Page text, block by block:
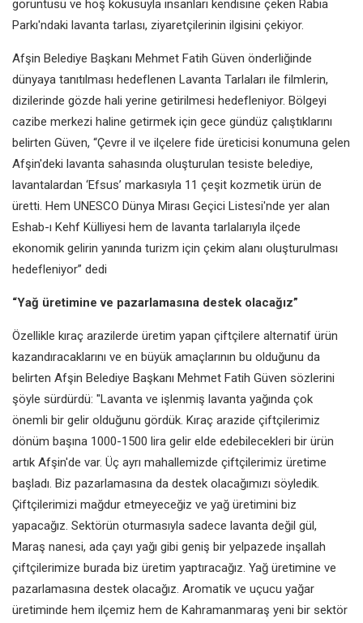
görüntüsü ve hoş kokusuyla insanları kendisine çeken Rabia
Parkı'ndaki lavanta tarlası, ziyaretçilerinin ilgisini çekiyor.
Afşin Belediye Başkanı Mehmet Fatih Güven önderliğinde
dünyaya tanıtılması hedeflenen Lavanta Tarlaları ile filmlerin,
dizilerinde gözde hali yerine getirilmesi hedefleniyor. Bölgeyi
cazibe merkezi haline getirmek için gece gündüz çalıştıklarını
belirten Güven, “Çevre il ve ilçelere fide üreticisi konumuna gelen
Afşin'deki lavanta sahasında oluşturulan tesiste belediye,
lavantalardan ‘Efsus’ markasıyla 11 çeşit kozmetik ürün de
üretti. Hem UNESCO Dünya Mirası Geçici Listesi'nde yer alan
Eshab-ı Kehf Külliyesi hem de lavanta tarlalarıyla ilçede
ekonomik gelirin yanında turizm için çekim alanı oluşturulması
hedefleniyor” dedi
“Yağ üretimine ve pazarlamasına destek olacağız”
Özellikle kıraç arazilerde üretim yapan çiftçilere alternatif ürün
kazandıracaklarını ve en büyük amaçlarının bu olduğunu da
belirten Afşin Belediye Başkanı Mehmet Fatih Güven sözlerini
şöyle sürdürdü: "Lavanta ve işlenmiş lavanta yağında çok
önemli bir gelir olduğunu gördük. Kıraç arazide çiftçilerimiz
dönüm başına 1000-1500 lira gelir elde edebilecekleri bir ürün
artık Afşin'de var. Üç ayrı mahallemizde çiftçilerimiz üretime
başladı. Biz pazarlamasına da destek olacağımızı söyledik.
Çiftçilerimizi mağdur etmeyeceğiz ve yağ üretimini biz
yapacağız. Sektörün oturmasıyla sadece lavanta değil gül,
Maraş nanesi, ada çayı yağı gibi geniş bir yelpazede inşallah
çiftçilerimize burada biz üretim yaptıracağız. Yağ üretimine ve
pazarlamasına destek olacağız. Aromatik ve uçucu yağar
üretiminde hem ilçemiz hem de Kahramanmaraş yeni bir sektör